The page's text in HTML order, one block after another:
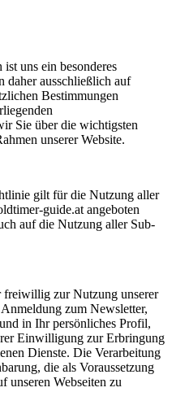
uns ein besonderes
daher ausschließlich auf
Bestimmungen
Sie über die wichtigsten
unserer Website.
gilt für die Nutzung aller
guide.at angeboten
auf die Nutzung aller Sub-
freiwillig zur Nutzung unserer
zum Newsletter,
in Ihr persönliches Profil,
Einwilligung zur Erbringung
Dienste. Die Verarbeitung
die als Voraussetzung
unseren Webseiten zu